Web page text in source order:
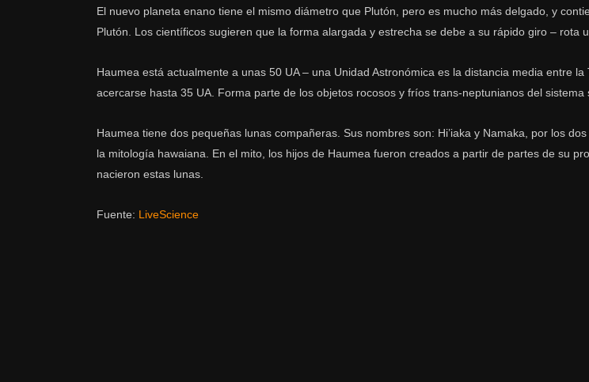
El nuevo planeta enano tiene el mismo diámetro que Plutón, pero es mucho más delgado, y
Plutón. Los científicos sugieren que la forma alargada y estrecha se debe a su rápido giro – rota
Haumea está actualmente a unas 50 UA – una Unidad Astronómica es la distancia media entre
acercarse hasta 35 UA. Forma parte de los objetos rocosos y fríos trans-neptunianos del sistema
Haumea tiene dos pequeñas lunas compañeras. Sus nombres son: Hi’iaka y Namaka, por los
la mitología hawaiana. En el mito, los hijos de Haumea fueron creados a partir de partes de su
nacieron estas lunas.
Fuente: LiveScience